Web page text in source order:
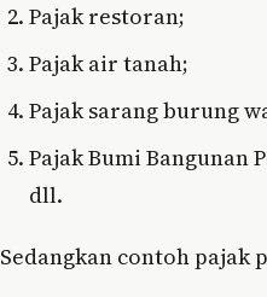
Pajak restoran;
Pajak air tanah;
Pajak sarang burung
Pajak Bumi Bangunan
dll.
Sedangkan contoh pajak